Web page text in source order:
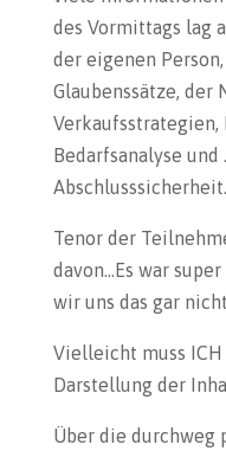
des Vormittags lag
der eigenen
Glaubenssätze, der
Verkaufsstrategien,
Bedarfsanalyse
Abschlusssicherheit.
Tenor der
davon…Es war
wir uns das gar
Vielleicht muss ICH
Darstellung der
Über die durchweg